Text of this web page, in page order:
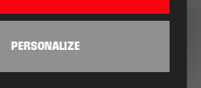
PERSONALIZE